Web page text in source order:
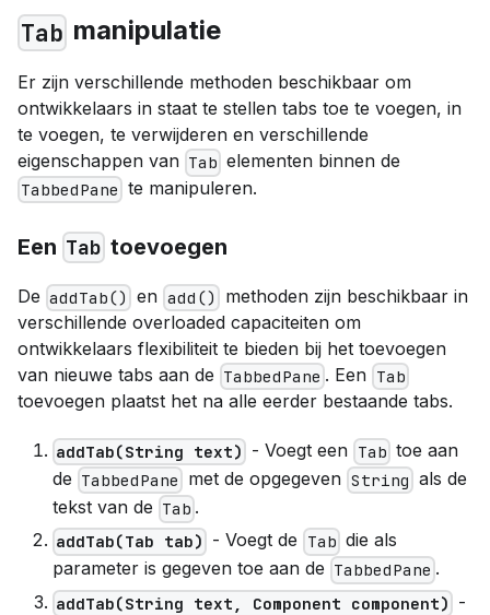
Tab manipulatie
Er zijn verschillende methoden beschikbaar om
ontwikkelaars in staat te stellen tabs toe te voegen, in
te voegen, te verwijderen en verschillende
eigenschappen van Tab elementen binnen de
TabbedPane te manipuleren.
Een Tab toevoegen
De addTab() enadd() methoden zijn beschikbaar in
verschillende overloaded capaciteiten om
ontwikkelaars flexibiliteit te bieden bij het toevoegen
van nieuwe tabs aan de TabbedPane . Een Tab
toevoegen plaatst het na alle eerder bestaande tabs.
addTab(String text) - Voegt een Tabtoe aan
de TabbedPane met de opgegeven String als de
tekst van de Tab .
addTab(Tab tab) - Voegt de Tab die als
parameter is gegeven toe aan de TabbedPane .
addTab(String text, Component component) -